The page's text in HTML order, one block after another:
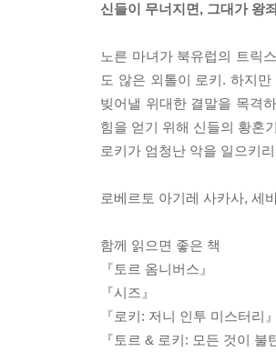
신들이 무너지면, 그대가 왕
노른 마녀가 북유럽의 트릭
도 않은 외톨이 로키. 하지
빚어낼 위대한 결말을 목격
힘을 얻기 위해 신들의 황혼
로키가 엄청난 악을 일으키
로베르토 아기레 사카사, 세
함께 읽으면 좋은 책
『토르 옴니버스』
『시즈』
『로키: 저니 인투 미스터리
『토르 & 로키: 모든 것이 불